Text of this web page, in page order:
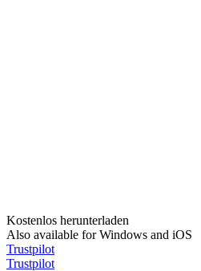
Kostenlos herunterladen
Also available for Windows and iOS
Trustpilot
Trustpilot